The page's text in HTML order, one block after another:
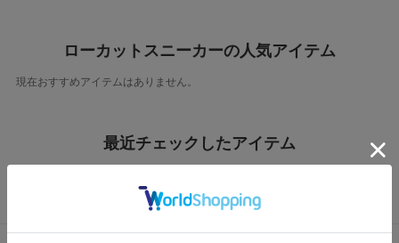
ローカットスニーカーの人気アイテム
現在おすすめアイテムはありません。
最近チェックしたアイテム